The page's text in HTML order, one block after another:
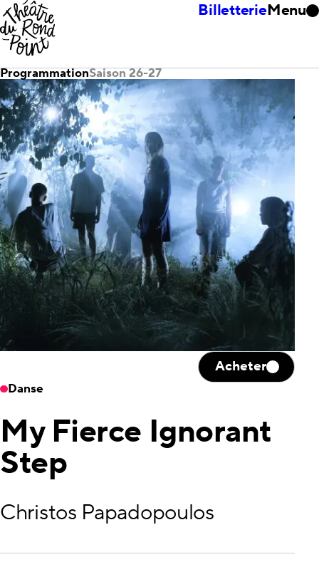
BilletterieMenu
ProgrammationSaison 26-27
Danse
Acheter
My Fierce Ignorant
Step
Christos Papadopoulos